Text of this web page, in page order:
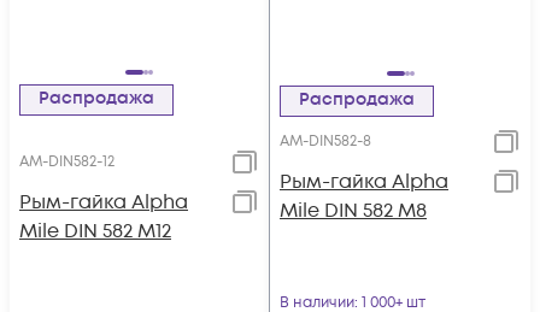
Распродажа
AM-DIN582-12
Рым-гайка Alpha
Mile DIN 582 M12
Распродажа
AM-DIN582-8
Рым-гайка Alpha
Mile DIN 582 M8
В наличии: 1 000+ шт